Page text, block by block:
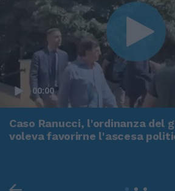
00:00
Caso Ranucci, l'ordinanza del
voleva favorirne l'ascesa